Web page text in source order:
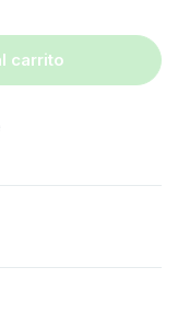
carrito